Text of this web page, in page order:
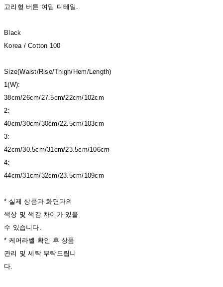
고리형 버튼 여밈 디테일.
Black
Korea / Cotton 100
Size(Waist/Rise/Thigh/Hem/Length)
1(W):
38cm/26cm/27.5cm/22cm/102cm
2:
40cm/30cm/30cm/22.5cm/103cm
3:
42cm/30.5cm/31cm/23.5cm/106cm
4:
44cm/31cm/32cm/23.5cm/109cm
* 실제 상품과 화면과의
색상 및 색감 차이가 있을
수 있습니다.
* 케어라벨 확인 후 상품
관리 및 세탁 부탁드립니
다.